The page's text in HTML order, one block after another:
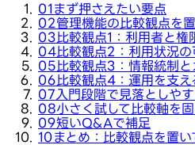
01 まず押さえたい要点
02管理機能の比較観点を
03 比較観点1：利用者と権
04比較観点2：利用状況
05 比較観点3：情報統制
06 比較観点4：運用を支
07 入門段階で見落としや
08小さく試して比較軸を
09短いQ&Aで補足
10まとめ：比較観点を置